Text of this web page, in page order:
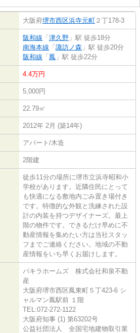
大阪府堺市西区浜寺元町 ２丁178-3
阪和線 「 津久野 」駅 徒歩18分
南海本線 「 諏訪ノ森 」駅 徒歩20分
阪和線 「 鳳 」駅 徒歩22分
4.4万円
5,000円
22.79㎡
2012年 2月 (築14年)
アパート/木造
2階建
徒歩11分の場所に堺市立浜寺昭和小
学校があります。近隣住民にとって
も快適になる敷地内ごみ置き場付き
です。特徴的な外観と洗練された設
計の内装を持つデザイナーズ。最上
階の物件です。できるだけ早めに不
動産情報を集めたい方は当社スタッ
フまでご連絡ください。地域の不動
産情報をいち早くお届けします。
パキラホームズ 株式会社和泉不動
産
大阪府堺市西区鳳東町５丁423-6 シ
ャルマン鳳駅前 １階
TEL:072-272-1122
大阪府知事 (1) 第63202号
公益社団法人 全国宅地建物取引業